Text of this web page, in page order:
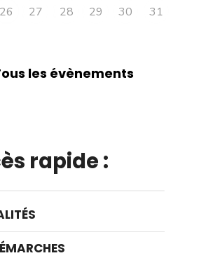
26 27 28 29 30 31
les évènements
rapide :